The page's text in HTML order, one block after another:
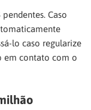
pendentes. Caso
lo caso regularize
em contato com o